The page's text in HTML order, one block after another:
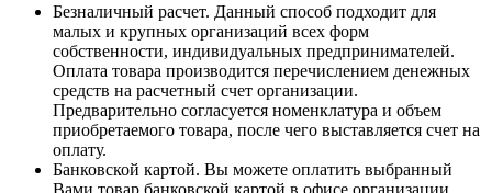
Безналичный расчет. Данный способ подходит для
малых и крупных организаций всех форм
собственности, индивидуальных предпринимателей.
Оплата товара производится перечислением денежных
средств на расчетный счет организации.
Предварительно согласуется номенклатура и объем
приобретаемого товара, после чего выставляется счет на
оплату.
Банковской картой. Вы можете оплатить выбранный
Вами товар банковской картой в офисе организации.